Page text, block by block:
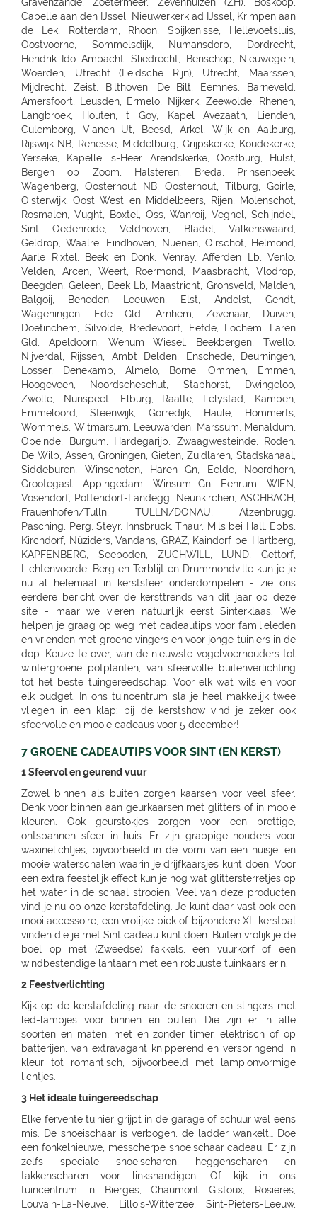
7 GROENE CADEAUTIPS VOOR SINT (EN KERST)
1 Sfeervol en geurend vuur
Zowel binnen als buiten zorgen kaarsen voor veel sfeer.
Denk voor binnen aan geurkaarsen met glitters of in mooie
kleuren. Ook geurstokjes zorgen voor een prettige,
ontspannen sfeer in huis. Er zijn grappige houders voor
waxinelichtjes, bijvoorbeeld in de vorm van een huisje, en
mooie waterschalen waarin je drijfkaarsjes kunt doen. Voor
een extra feestelijk effect kun je nog wat glittersterretjes op
het water in de schaal strooien. Veel van deze producten
vind je nu op onze kerstafdeling. Je kunt daar vast ook een
mooi accessoire, een vrolijke piek of bijzondere XL-kerstbal
vinden die je met Sint cadeau kunt doen. Buiten vrolijk je de
boel op met (Zweedse) fakkels, een vuurkorf of een
windbestendige lantaarn met een robuuste tuinkaars erin.
2 Feestverlichting
Kijk op de kerstafdeling naar de snoeren en slingers met
led-lampjes voor binnen en buiten. Die zijn er in alle
soorten en maten, met en zonder timer, elektrisch of op
batterijen, van extravagant knipperend en verspringend in
kleur tot romantisch, bijvoorbeeld met lampionvormige
lichtjes.
3 Het ideale tuingereedschap
Elke fervente tuinier grijpt in de garage of schuur wel eens mis. De snoeischaar is verbogen, de ladder wankelt… Doe een fonkelnieuwe, messcherpe snoeischaar cadeau. Er zijn zelfs speciale snoeischaren, heggenscharen en takkenscharen voor linkshandigen. Of kijk in ons tuincentrum in Bierges, Chaumont Gistoux, Rosieres, Louvain-La-Neuve, Lillois-Witterzee, Sint-Pieters-Leeuw, Sint genesius rode, Rhode - Saint Genese, Liedekerke, Wemmel, Wolvertem, Wezembeek-Oppem, Zwijndrecht, Deurne, Ekeren (Antwerpen), Viersel, Massenhoven, Olen, O.L.V. Olen, Turnhout, Rijkevorsel, Weelde, Westmalle, Balen, Kontich, Kessel, Sint Katelijne Waver, Essen, Stabroek, Wuustwezel, Sint-Joris-Weert, Aarschot, Landen, Zoutleeuw, Zonhoven, Alken, Maaseik, Zutendaal, Tongeren, Sint-Truiden, Nieuwerkerken (Limb), Neerpelt, Lommel, Hamont-Achel, Hamont, Ham, Bree, Waremme, Saint-Georges-Sur-Meuse, Dalhem, Herbesthal (Lontzen), Butgenbach, Saint-Vith, Malmedy, Gembloux, Tamines, Naninne, Montignies Sur Sambre, Gozee, Beho Gouvy, Breuvanne, Aubange, Soignies, Carnieres, Chapelle-Lez-Herlaimont, Tournai, Barry (Tournai), Ath, Oostkamp, Sint-Andries, Sint-Andries Brugge, Gistel, Zwevegem, Wevelgem, Ruiselede, Ardooie, Lendelede, Dadizele, St Jan Ieper, Rekkem, Sint Niklaas, Beveren-Waas, Ninove, Meerbeke, BRAKEL, Zingem Huise, Deinze, Aalter, Lovendegem, Maldegem, Dresden - Gompitz, Dresden, SCHÖNFELD-WEIßIG, RADEBEUL, Radeberg, Ottendorf-Okrilla, MEISSEN, FREITAL, Bannewitz, PIRNA, KAMENZ, SENFTENBERG, LAUCHHAMMER, BAUTZEN, LÖBAU, EBERSBACH, ZITTAU, GÖRLITZ, Niesky, HOYERSWERDA, COTTBUS, SPREMBERG, FORST, LUBBENAU, Massen-Finsterwalde, Finsterwalde, LEIPZIG, Leipzig Plagwitz, LEIPZIG-ENGELSDORF, Erfurt-Schmira, MARKKLEEBERG, GRIMMA, DÖBELN, OSCHATZ, Bennewitz, TORGAU, HERZBERG, HALLE, HALLE-TROTHA, HALLE SILBERHÖHE, MERSEBURG, BERNBURG / SAALE, QUEDLINBURG, Naumburg, WEISSENFELS, GRAEFENHAINICHEN, Rosslau, LUTHERST. WITTENBERG, Jessen / Elster, SAALFELD, PÖßNECK, JENA, ZWICKAU, RODEWISCH, ZWONITZ, SCHWARZENBERG, GLAUCHAU, MEERANE, REICHENBACH, CHEMNITZ, RÖHRSDORF (CHEMNITZ), ANNABERG-BUCHHOLZ, MARIENBERG, FREIBERG, BERLIN-FRIEDRICHSHAIN, Berlin-Lichtenberg, Berlin, BERLIN-NEUKÖLLN, BERLIN-PANKOW, BERLIN-REINICKENDORF, Berlin-Dahlem, POTSDAM-BORNIM, POTSDAM, TELTOW, STAHNSDORF, DALLGOW-DÖBERITZ, RATHENOW, BRANDENBURG, Luckenwalde, FRANKFURT/ODER, SEELOW, STRAUSBERG, DAHLWITZ-HOPPEGARTEN, FUERSTENWALDE, WILDAU, Rangsdorf, EISENHUTTENSTADT, Schorfheide OT Finowfurt, BAD FREIENWALDE, SCHWEDT, BERNAU, BORGSDORF, Zehdenick, NEURUPPIN, NEUBRANDENBURG, Waren, Neustrelitz, Prenzlau, Pasewalk, Torgelow, GREIFSWALD, NEUENKIRCHEN, ROSTOCK-LUETTENKLEIN, ROSTOCK, BENTWISCH, Barth, SCHWERIN, Hagenow, Boizenburg, PARCHIM, Hamburg, HAMBURG-HARBURG, SEEVETAL (HITTFELD), BUCHHOLZ, Luneburg-Rettmer, Adendorf, WINSEN/LUHE, GEESTHACHT, GLINDE, BUXTEHUDE, STADE, OTTERNDORF, Gallin, BRAAK, HAMBURG-SASEL, NORDERSTEDT, SCHENEFELD, TANGSTEDT, LUBECK, Groß Grönau, Scharbeutz-Gronenberg, Eutin, MALENTE-KRUMMSEE, Neustadt/Holstein, Burg auf Fehmarn, BAD OLDESLOE, ALT-MOLLN, Ratzeburg, WISMAR, Gägelow, Hammoor, KIEL, GETTORF, HEIKENDORF, NEUMÜNSTER, HENSTEDT-ULZBURG, BORDESHOLM, NORTORF, HOHENWESTEDT, RENDSBURG, BÖKLUND, Handewitt, MEYN, ELMSHORN, UETERSEN, RELLINGEN, HALSTENBEK, Hasloh, HEIST, ITZEHOE, HEILIGENSTEDTEN, HEIDE, HUSUM, TONNING, GARDING, Niebüll, LECK, OLDENBURG, Bad Zwischenahn, Friesoythe, Wilhelmshaven, ESENS, HAGE, MARIENHAFE, AURICH, LEER, Rhauderfehn, SULLINGEN, Verden - Hönisch, KIRCHLINTELN-ARMSEN, Hoya, ROTENBURG, Scheeßel, ZEVEN, BREMERVÖRDE, CUXHAVEN, BREMERHAVEN, GEESTLAND LANGEN, OSTERHOLZ-SCHARMBECK, RITTERHUDE-IHLPOHL, Ritterhude-Platjenwerbe, Ganderkesee, Wildeshausen, DOETLINGEN, Bremen, Bremen-Vahr, BREMEN-BLUMENTHAL, STUHR, STUBE-SECKENHAUSEN, Stuhr-Varrel, Achim, Syke, Lilienthal, OTTERSBERG-POSTHAUSEN, CELLE, WITTINGEN, SALZWEDEL, LUCHOW, Dannenberg, UELZEN, BAD BEVENSEN, SOLTAU, Munster, Bomlitz, Hannover, GARBSEN, LAATZEN, BARSINGHAUSEN, WEDEMARK-BISSENDORF, Altwarmbüchen, Isernhagen-Kirchhorst, RONNENBERG, HEMMINGEN, Gehrden, ALFELD/LEINE, Alfeld, HILDESHEIM, SARSTEDT, PEINE, LEHRTE OT ARPKE, LEHRTE, Burgdorf, WUNSTDORF, NEUSTADT, NIENBURG/WESER, Uchte, LEESE, STADTHAGEN, BUCKEBURG, HAMELN, Springe, HESSICH OLDENDORF, HERFORD, BAD SALZUFLEN, BÜNDE, ESPELKAMP, MINDEN, PORTA WESTFALICA, LÖHNE, HÜLLHORST, LEMGO, DETMOLD, Paderborn, PADERBORN-SCHLOSS NEUHAUS, DELBRÜCK, GÜTERSLOH, RHEDA-WIEDENBRÜCK, BIELEFELD, Bielefeld-Gadderbaum, KASSEL, KASSEL-WALDAU, KASSEL-NORDHAUSEN, BAUNATAL, Hofgeismar, WARBURG, MARSBERG, Korbach, KNÜLLWALD-REMSFELD, Schwalmstadt-Treysa, MARBURG, Gladenbach, Kirchhain, Grünberg, GIEßEN, Buseck, BUTZBACH, WETZLAR, FULDA, BEBRA, BAD HERSFELD, GÖTTINGEN, Duderstadt, NORTHEIM, ESCHWEGE, OSTERODE, EINBECK, Holzminden, HÖXTER, BEVERUNGEN, BRAUNSCHWEIG-RÜNINGEN, WOLFENBÜTTEL, HELMSTEDT, Melsungen, WOLFSBURG, WOLFSBURG-HATTORF, GIFHORN, GOSLAR, SEESEN, WERNIGERODE, MAGDEBURG, ZERBST, BURG, Genthin, HALDENSLEBEN, Oschersleben, STENDAL, GARDELEGEN, Düsseldorf, DÜSSELDORF-BENRATH, Meerbusch-IIverich, MEERBUSCH, LANGENFELD, RATINGEN, MÖNCHENGLADBACH, KORSCHENBROICH, VIERSEN, ERKELENZ, Hückelhoven, VELBERT, SOLINGEN, REMSCHEID, Dortmund, CASTROP-RAUXEL, BOCHUM, MÜLHEIM, HATTINGEN, RECKLINGHAUSEN, MARL, BOTTROP, Bottrop, DORSTEN, BORKEN, BOCHOLT, Wesel, VOERDE, Duisburg - Wanheimerort, Duisburg-Kasslerfeld, Duisburg, DUISBURG, Moers-Schwafheim, KREFELD, WARENDORF, Dülmen, RHEINE, Billerbeck, GEORGSMARIENHÜTTE, BELM, MELLE, VECHTA, Vechta, Visbek, IBBENBÜREN, Ibbenbüren, LENGERICH, BRAMSCHE-ENGTER, CLOPPENBURG, MEPPEN, Haselünne, Wesseling, Köln, KÖLN (JUNKERSDORF), KOLN-DELLBRUCK, BERGISCH GLADBACH, RÖSRATH, GUMMERSBACH, JÜLICH, Bonn, MECKENHEIM, ALFTER-OEDEKOVEN, Alfter, RHEINBACH, Sinzig, KÖNIGSWINTER, ST.AUGUSTIN-BIRLINGHOVEN, Troisdorf, EUSKIRCHEN, MECHERNICH-KOMMERN, Zülpich-ülpenich, KALL, Wasserliesch, MAINZ-HECHTSHEIM, Alzey, Nieder-Olm, SIMMERN, Idar-Oberstein, Nastätten, MAYEN, NETHPHEN-DIES-TIEFENBACH, LENNESTADT, HAGEN, HAGEN-HASPE, SCHWERTE, WITTEN, LÜDENSCHEID, ISERLOHN, MENDEN, AHLEN, Luedingshausen, UNNA, Soest, ARNSBERG, FRANKFURT AM MAIN (KELBACH), FRANKFURT, FRANKFURT-SCHWANHEIM, BAD VILBEL, NIDDERAU, FRIEDBERG, USINGEN, BAD HOMBURG, FRIEDRICHSDORF, Oberursel, OFFENBACH, RODGAU, DREIEICH, RÖDERMARK, HANAU, BAD SODEN - SALMUNSTER, GLAUBURG, ASCHAFFENBURG, ALZENAU, MOMBRIS, Stockstadt, ELSENFELD, MILTENBERG, DARMSTADT, Pfungstadt, Groß Gerau, MORFELDEN-WALLDORF, BENSHEIM, HEPPENHEIM, DIEBURG, GROß UMSTADT, WIESBADEN-BIEBRICH, Wiesbaden, Ruesselsheim, IDSTEIN, DIEZ, Kelkheim, Frankfurt am Main, St. Ingbert, MERZIG-BALLERN, LANDSTUHL, Bad Duerkheim, GRÜNSTADT, KAISERSLAUTERN, MANNHEIM, HEIDELBERG, WIESLOCH, Weinheim, STUTTGART 40 (ZUFFENHAUSEN), STUTTGART (DEGERLOCH), FELLBACH, LEINFELDEN-ECHTERDING, SINDELFINGEN, HERRENBERG, LEONBERG, LEONBERG 1, Ditzingen, Weil der Stadt, RUTESHEIM, Winnenden, BACKNANG, Murrhardt, LUDWIGSBURG, VAIHINGEN-ENZ, MÖGLINGEN, TUBINGEN, Mössingen, NAGOLD, Altensteig, BALINGEN, HECHINGEN, SIGMARINGEN, METZINGEN, BAD URACH, REUTLINGEN, PFULLINGEN, GOEPPINGEN, KIRCHHEIM/TECK, KIRCHHEIM / TECK, GEISLINGEN, AALEN, ELLWANGEN, SCHWABISCH GMUEND, SCHWÄBISCH GMÜND, SCHORNDORF, ESSLINGEN, HEILBRONN, NECKARSULM, WEINSBERG, WIDDERN, BIETIGHEIM-BISSINGEN, BRACKENHEIM, LAUFFEN, HESSIGHEIM, Gaildorf, SCHWABISCH HALL, ÖHRINGEN, BUCHEN, Bad Rappenau, BRETTEN, PFORZHEIM, KARLSRUHE GRÖTZINGEN, SINZHEIM, BRUCHSAL, LANDAU, OFFENBURG, KEHL, Bühl, LAHR, SINGEN, HILZINGEN, KONSTANZ, INSEL MAINAU, ROTTWEIL, FREIBURG, BREISACH, Ehrenkirchen, EMMENDINGEN, RHEINFELDEN, SCHOPFHEIM, WEHR-BRENNET, BAD SÄCKINGEN, WALDSHUT-TIENGEN, Klettgau, Wutöschingen-Schwerzen, München, MUENCHEN, MÜNCHEN 60 (OBERMENZING), Muenchen-Daglfing, UNTERHACHING, GERMERING, BUCHENDORF-GAUTING, GAUTING, OLCHING-GEISELBULLACH, Planegg-Martinsried, FÜRSTENFELDBRUCK, STARNBERG, WEILHEIM, PENZBERG, PEISSENBERG, MURNAU, WOLFRATSHAUSEN, BRUCKMÜHL, RAUBLING-PFRAUNDORF, STEPHANSKIRCHEN, TRAUNSTEIN, TRAUNREUT, FREILASSING, PIDING, WASSERBURG, BAD TOLZ, MIESBACH, LANDSHUT, DINGOLFING, VILSBIBURG, ECHING/WEIXERAU, PFARRKIRCHEN, SIMBACH, Dorfen, WALDKRAIBURG, BURGHAUSEN, DACHAU, PFAFFENHOFEN, FREISING, Moosburg, ECHING, ERDING, HAAR, POING, PARSDORF, KIRCHSEEON, Brunnthal, UNTERFÖHRING, KRUMBACH, STADTBERGEN, MERING, AICHACH-ECKNACH, DOUNAUWORTH, NEUBURG, WERTINGEN, NÖRDLINGEN, BUCHLOE, SCHWABMÜNCHEN, Klosterlechfeld, LANDSBERG AM LECH, Dießen am Ammersee, SCHONGAU, KEMPTEN, IMMENSTADT, KAUFBEUREN, MARKTOBERDORF, FUSSEN, MAUERSTETTEN, MEMMINGEN, MINDELHEIM, FRIEDRICHSHAFEN, Lindau, RAVENSBURG, WANGEN, Wilhelmsdorf, Grünkraut, Leutkirch, BAD SAULGAU, BIBERACH, Pfullendorf, Überlingen, MARKDORF, LANGENAU-ALBECK, NEU-ULM, ILLERTISSEN, WEISSENHORN, GÜNZBURG, JETTINGEN-SCHEPPACH, DILLINGEN, EHINGEN, Munderkingen, NÜRNBERG, ECKENTAL, ROTHENBACH, SCHWARZENBRUCK, PUSCHENDORF, FÜRTH, ERLANGEN, SCHWABACH, Roth, GREDING, LAUF AN DER PEGNITZ, Hersbruck, HOHENSTADT/POMMELSB., PEGNITZ, FORCHHEIM, HOCHSTADT/AISCH, Hemhofen, BAD WINDSHEIM, DIESPECK, ANSBACH, ROTHENBURG, DINKELSBÜHL, NEUENDETTELSAU, GUNZENHAUSEN, WEISSENBURG, AMBERG, SULZBACH-ROSENBERG, NEUMARKT, SCHWANDORF, OBERFICHTACH, WEIDEN, PRESSATH, BURGLENGENFELD, Nittenau, POLLENRIED, ABENSBERG, CHAM, Willmering, PASSAU, WALDKIRCHEN, DEGGENDORF, GRAFENAU, SELB, NAILA, BINDLACH, MARKTREDWITZ, BAMBERG, Hirschaid, LICHTENFELS, KRONACH, COBURG, WÜRZBURG, UFFENHEIM, HAßFURT, BAD NEUSTADT, KARLSTADT, Frammersbach, Bad Mergentheim, MEININGEN, ERFURT, Rottendorf, Apolda, SÖMMERDA, SONDERSHAUSEN, NORDHAUSEN, EISENACH, Gotha-Schwabhausen, AMMERN BEI MÜHLHAUSEN, LLOFRIU (GIRONA), Harju maakond, BARENTIN, BOURG EN BRESSE, BELLEGARDE, ORNEX, PREVESSIN-MOENS, VIRIAT, ST GENIS POUILLY, LAON, FAYET, SAINT QUENTIN, SOISSONS, BLESMES, CHARMEIL, DOMERAT, GAP, MOUANS-SARTOUX, RUOMS, CHARLEVILLE MEZIERES - LA FRANCHEVILLE, CLIRON, Vivier-au-Court, PAMIERS, LE MERIOT, VILLECHETIF, ST PARRES AUX TERTRES, AUBAGNE, CABRIES, ST MITRE L